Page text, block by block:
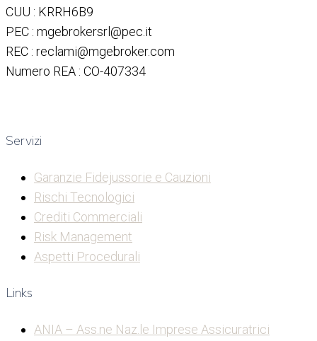
CUU : KRRH6B9
PEC : mgebrokersrl@pec.it
REC : reclami@mgebroker.com
Numero REA : CO-407334
Servizi
Garanzie Fidejussorie e Cauzioni
Rischi Tecnologici
Crediti Commerciali
Risk Management
Aspetti Procedurali
Links
ANIA – Ass.ne Naz.le Imprese Assicuratrici